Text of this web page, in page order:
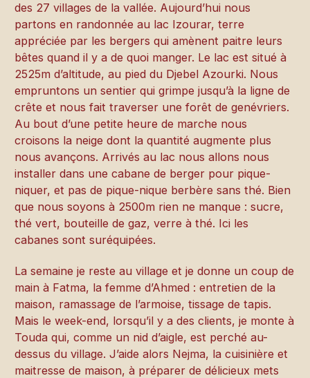
des 27 villages de la vallée. Aujourd’hui nous
partons en randonnée au lac Izourar, terre
appréciée par les bergers qui amènent paitre leurs
bêtes quand il y a de quoi manger. Le lac est situé à
2525m d’altitude, au pied du Djebel Azourki. Nous
empruntons un sentier qui grimpe jusqu’à la ligne de
crête et nous fait traverser une forêt de genévriers.
Au bout d’une petite heure de marche nous
croisons la neige dont la quantité augmente plus
nous avançons. Arrivés au lac nous allons nous
installer dans une cabane de berger pour pique-
niquer, et pas de pique-nique berbère sans thé. Bien
que nous soyons à 2500m rien ne manque : sucre,
thé vert, bouteille de gaz, verre à thé. Ici les
cabanes sont suréquipées.
La semaine je reste au village et je donne un coup de
main à Fatma, la femme d’Ahmed : entretien de la
maison, ramassage de l’armoise, tissage de tapis.
Mais le week-end, lorsqu’il y a des clients, je monte à
Touda qui, comme un nid d’aigle, est perché au-
dessus du village. J’aide alors Nejma, la cuisinière et
maitresse de maison, à préparer de délicieux mets